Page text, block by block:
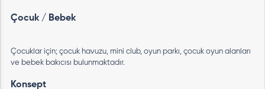
Çocuk / Bebek
Çocuklar için; çocuk havuzu, mini club, oyun parkı, çocuk oyun alanları
ve bebek bakıcısı bulunmaktadır.
Konsept